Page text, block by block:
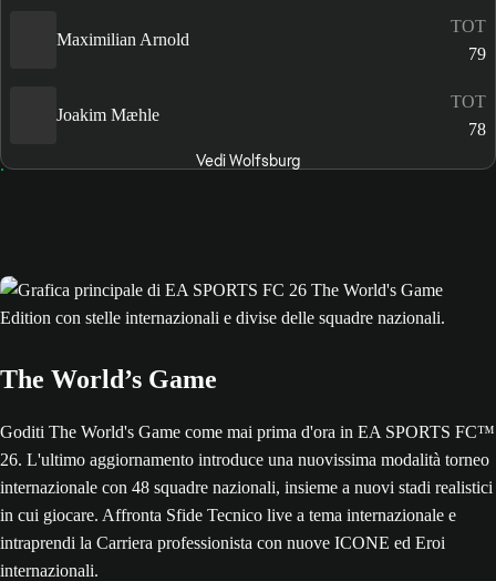
Maximilian Arnold
TOT
79
Joakim Mæhle
TOT
78
Vedi Wolfsburg
The World’s Game
Goditi The World's Game come mai prima d'ora in EA SPORTS FC™
26. L'ultimo aggiornamento introduce una nuovissima modalità torneo
internazionale con 48 squadre nazionali, insieme a nuovi stadi realistici
in cui giocare. Affronta Sfide Tecnico live a tema internazionale e
intraprendi la Carriera professionista con nuove ICONE ed Eroi
internazionali.